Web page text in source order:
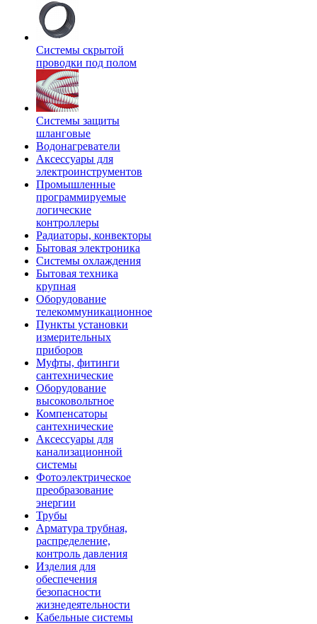
Системы скрытой
проводки под полом
Системы защиты
шланговые
Водонагреватели
Аксессуары для
электроинструментов
Промышленные
программируемые
логические
контроллеры
Радиаторы, конвекторы
Бытовая электроника
Системы охлаждения
Бытовая техника
крупная
Оборудование
телекоммуникационное
Пункты установки
измерительных
приборов
Муфты, фитинги
сантехнические
Оборудование
высоковольтное
Компенсаторы
сантехнические
Аксессуары для
канализационной
системы
Фотоэлектрическое
преобразование
энергии
Трубы
Арматура трубная,
распределение,
контроль давления
Изделия для
обеспечения
безопасности
жизнедеятельности
Кабельные системы